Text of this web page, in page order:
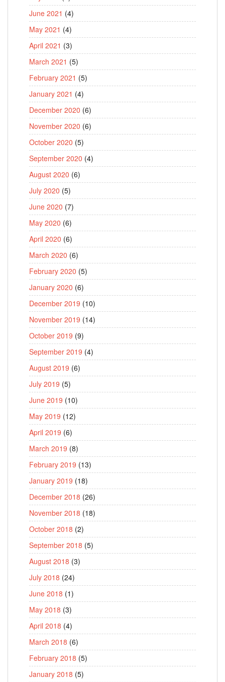
June 2021 (4)
May 2021 (4)
April 2021 (3)
March 2021 (5)
February 2021 (5)
January 2021 (4)
December 2020 (6)
November 2020 (6)
October 2020 (5)
September 2020 (4)
August 2020 (6)
July 2020 (5)
June 2020 (7)
May 2020 (6)
April 2020 (6)
March 2020 (6)
February 2020 (5)
January 2020 (6)
December 2019 (10)
November 2019 (14)
October 2019 (9)
September 2019 (4)
August 2019 (6)
July 2019 (5)
June 2019 (10)
May 2019 (12)
April 2019 (6)
March 2019 (8)
February 2019 (13)
January 2019 (18)
December 2018 (26)
November 2018 (18)
October 2018 (2)
September 2018 (5)
August 2018 (3)
July 2018 (24)
June 2018 (1)
May 2018 (3)
April 2018 (4)
March 2018 (6)
February 2018 (5)
January 2018 (5)